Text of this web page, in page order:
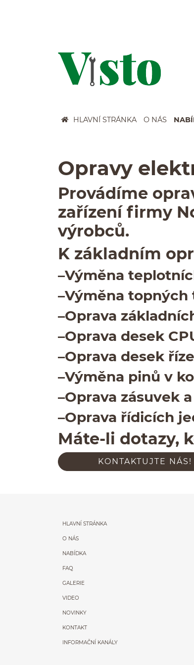
HLAVNÍ STRÁNKA O NÁS
Oprava
Opravy
Provádíme
zařízení firmy
výrobců.
K zák­lad­ním
–Výměna
–Výměna
–Oprava
–Oprava desek
–Oprava desek
–Výměna pinů v
–Oprava zásu­vek
–Oprava řídicích
Máte-​li dotazy,
KON­TAK­TU­JTE NÁS!
Menu główne
HLAVNÍ STRÁNKA
O NÁS
NABÍDKA
FAQ
GALERIE
VIDEO
NOVINKY
KONTAKT
INFORMAČNÍ KANÁLY